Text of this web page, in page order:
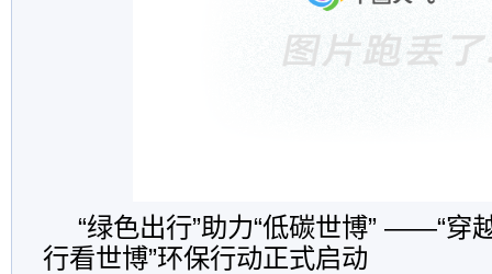
“绿色出行”助力“低碳世博” ――“穿
行看世博”环保行动正式启动